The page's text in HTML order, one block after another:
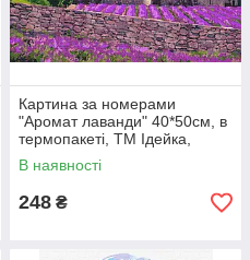
Картина за номерами
"Аромат лаванди" 40*50см, в
термопакеті, ТМ Ідейка,
Україна
В наявності
248 ₴